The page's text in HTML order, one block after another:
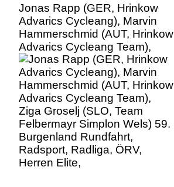
Jonas Rapp (GER, Hrinkow
Advarics Cycleang), Marvin
Hammerschmid (AUT, Hrinkow
Advarics Cycleang Team),
Ziga Groselj (SLO, Team
Felbermayr Simplon Wels) 59.
Burgenland Rundfahrt,
Radsport, Radliga, ÖRV,
Herren Elite,